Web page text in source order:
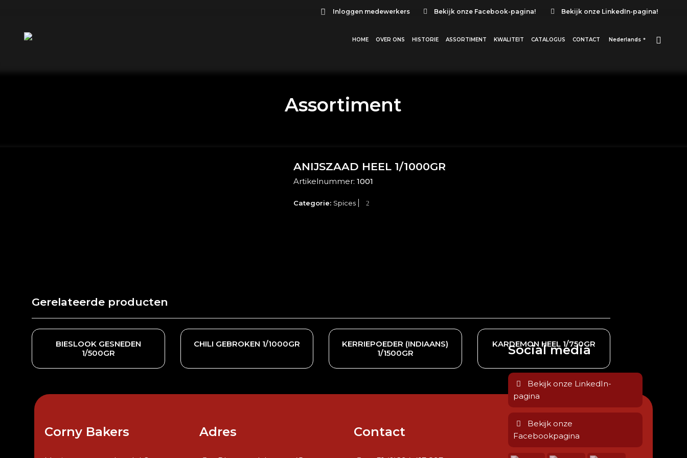
Inloggen medewerkers Bekijk onze Facebook-pagina! Bekijk onze LinkedIn-pagina!
HOME OVER ONS HISTORIE ASSORTIMENT KWALITEIT CATALOGUS CONTACT Nederlands
Assortiment
ANIJSZAAD HEEL 1/1000GR
Artikelnummer:1001
Categorie: Spices
Gerelateerde producten
BIESLOOK GESNEDEN
1/500GR
CHILI GEBROKEN 1/1000GR
KERRIEPOEDER (INDIAANS)
1/1500GR
KARDEMON HEEL 1/750GR
Corny Bakers Adres Contact
Social media
Bekijk onze LinkedIn-
pagina
Bekijk onze
Facebookpagina